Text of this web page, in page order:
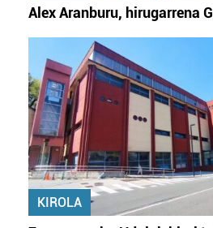
Alex Aranburu, hirugarrena
KIROLA